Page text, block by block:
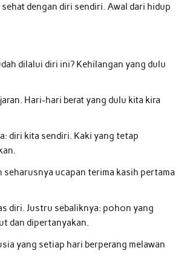
dengan diri sendiri. Awal dari hidup
dilalui diri ini? Kehilangan yang dulu
Hari-hari berat yang dulu kita kira
diri kita sendiri. Kaki yang tetap
seharusnya ucapan terima kasih pertama
diri. Justru sebaliknya: pohon yang
dan dipertanyakan.
yang setiap hari berperang melawan